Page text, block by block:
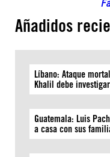
Añadidos
Líbano: Ataque
Khalil debe
Guatemala: Luis
a casa con sus